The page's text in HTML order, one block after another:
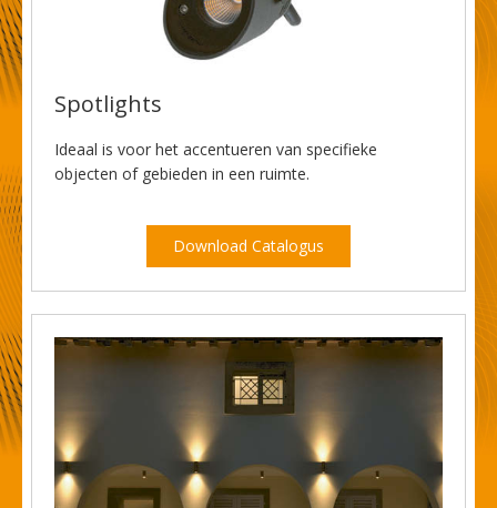
Spotlights
Ideaal is voor het accentueren van specifieke
objecten of gebieden in een ruimte.
Download Catalogus